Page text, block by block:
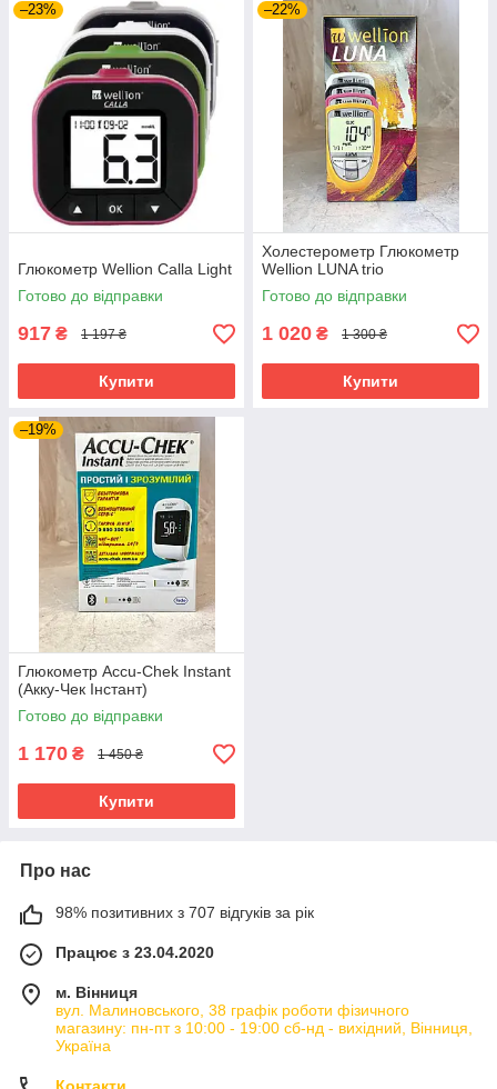
–23%
Глюкометр Wellion Calla Light
Готово до відправки
917 ₴ 1 197 ₴
Купити
–22%
Холестерометр Глюкометр
Wellion LUNA trio
Готово до відправки
1 020 ₴ 1 300 ₴
Купити
–19%
Глюкометр Accu-Chek Instant
(Акку-Чек Інстант)
Готово до відправки
1 170 ₴ 1 450 ₴
Купити
Про нас
98% позитивних з 707 відгуків за рік
Працює з 23.04.2020
м. Вінниця
вул. Малиновського, 38 графік роботи фізичного
магазину: пн-пт з 10:00 - 19:00 сб-нд - вихідний, Вінниця,
Україна